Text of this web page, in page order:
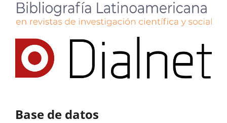
Base de datos